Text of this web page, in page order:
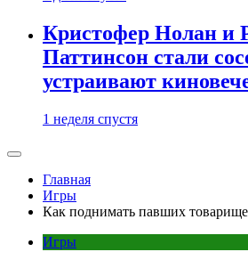
Кристофер Нолан и
Паттинсон стали
устраивают
1 неделя спустя
Главная
Игры
Как поднимать павших
Игры